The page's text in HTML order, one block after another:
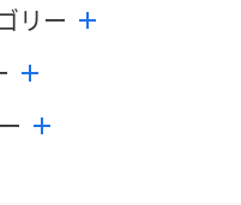
リー